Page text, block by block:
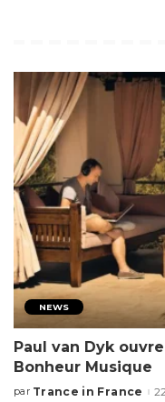
NEWS
Paul van Dyk
Bonheur Musique
par Trance in France